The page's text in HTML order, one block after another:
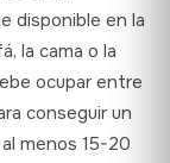
disponible en la
la cama o la
ocupar entre
conseguir un
menos 15-20